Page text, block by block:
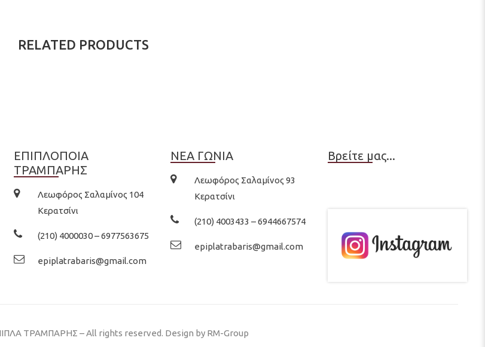
RELATED PRODUCTS
ΕΠΙΠΛΟΠΟΙΑ
ΤΡΑΜΠΑΡΗΣ
Λεωφόρος Σαλαμίνος 104
Κερατσίνι
(210) 4000030 – 6977563675
epiplatrabaris@gmail.com
ΝΕΑ ΓΩΝΙΑ
Λεωφόρος Σαλαμίνος 93
Κερατσίνι
(210) 4003433 – 6944667574
epiplatrabaris@gmail.com
Βρείτε μας...
ΤΡΑΜΠΑΡΗΣ – All rights reserved. Design by RM-Group